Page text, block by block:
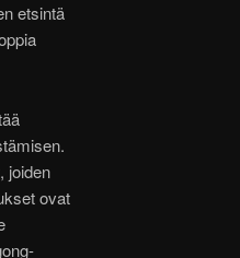
etsintä
joiden
ovat